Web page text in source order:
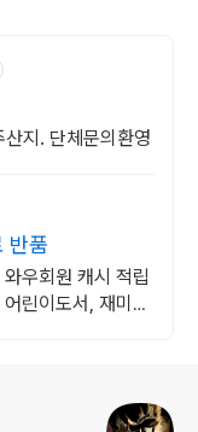
지. 단체문의환영
반품
우회원 캐시 적립
린이도서, 재미있